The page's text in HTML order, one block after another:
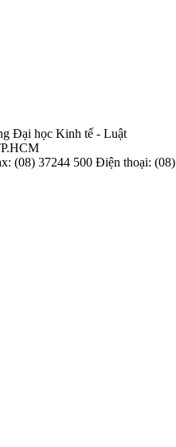
Đại học Kinh tế - Luật
(08) 37244 500 Điện thoại: